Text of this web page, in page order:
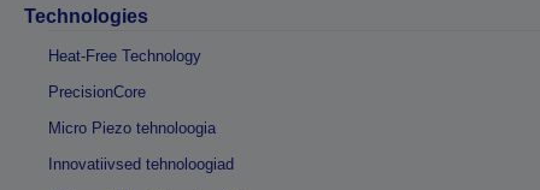
Technologies
Heat-Free Technology
PrecisionCore
Micro Piezo tehnoloogia
Innovatiivsed tehnoloogiad